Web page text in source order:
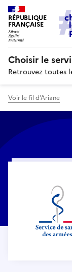
RÉPUBLIQUE
FRANÇAISE
Choisir le
Retrouvez toutes
Voir le fil d’Ariane